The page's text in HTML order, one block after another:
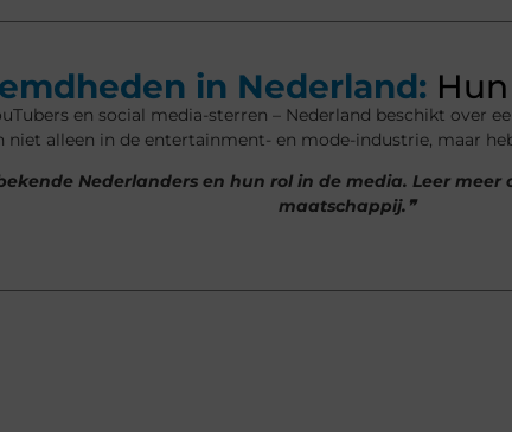
in Nederland:Hun
en social media-sterren – Nederland beschikt over
alleen in de entertainment- en mode-industrie, maar
Nederlanders en hun rol in de media. Leer
maatschappij.❞